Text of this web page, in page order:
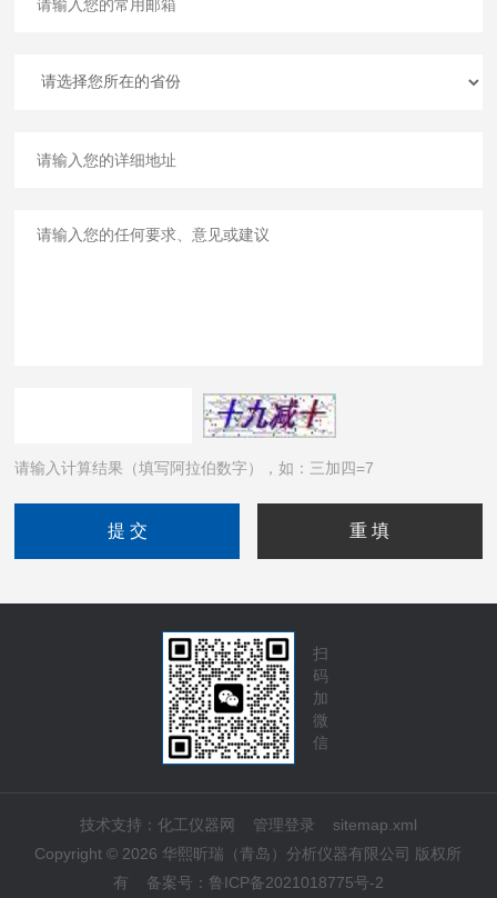
请输入计算结果（填写阿拉伯数字），如：三加四=7
扫
码
加
微
信
技术支持： 化工仪器网 管理登录
sitemap.xml
Copyright © 2026 华熙昕瑞（青岛）分析仪器有限公司 版权所
有 备案号： 鲁ICP备2021018775号-2